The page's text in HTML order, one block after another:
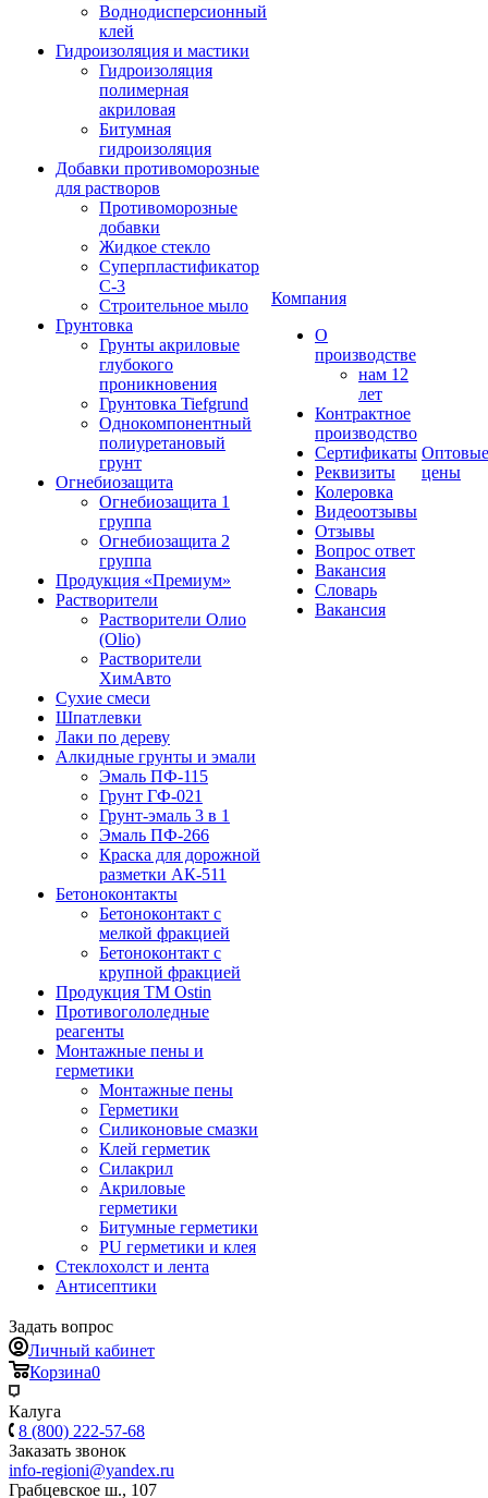
Воднодисперсионный
клей
Гидроизоляция и мастики
Гидроизоляция
полимерная
акриловая
Битумная
гидроизоляция
Добавки противоморозные
для растворов
Противоморозные
добавки
Жидкое стекло
Суперпластификатор
С-3
Строительное мыло
Грунтовка
Грунты акриловые
глубокого
проникновения
Грунтовка Tiefgrund
Однокомпонентный
полиуретановый
грунт
Огнебиозащита
Огнебиозащита 1
группа
Огнебиозащита 2
группа
Продукция «Премиум»
Растворители
Растворители Олио
(Olio)
Растворители
ХимАвто
Сухие смеси
Шпатлевки
Лаки по дереву
Алкидные грунты и эмали
Эмаль ПФ-115
Грунт ГФ-021
Грунт-эмаль 3 в 1
Эмаль ПФ-266
Краска для дорожной
разметки АК-511
Бетоноконтакты
Бетоноконтакт с
мелкой фракцией
Бетоноконтакт с
крупной фракцией
Продукция ТМ Ostin
Противогололедные
реагенты
Монтажные пены и
герметики
Монтажные пены
Герметики
Силиконовые смазки
Клей герметик
Силакрил
Акриловые
герметики
Битумные герметики
PU герметики и клея
Стеклохолст и лента
Антисептики
Компания
О
производстве
нам 12
лет
Контрактное
производство
Сертификаты
Реквизиты
Колеровка
Видеоотзывы
Отзывы
Вопрос ответ
Вакансия
Словарь
Вакансия
Оптовые
цены
Задать вопрос
Личный кабинет
Корзина0
Калуга
8 (800) 222-57-68
Заказать звонок
info-regioni@yandex.ru
Грабцевское ш., 107